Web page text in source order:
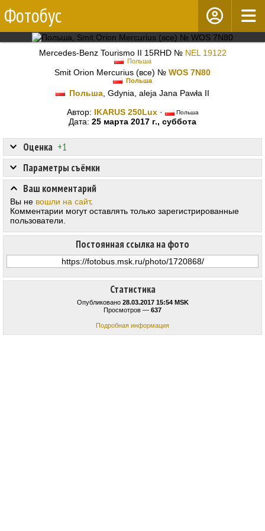
Фотобус
Mercedes-Benz Tourismo II 15RHD № NEL 19122
Польша
Smit Orion Mercurius (все) № WOS 7N80
Польша
Польша , Gdynia, aleja Jana Pawła II
Автор: IKARUS 250Lux· Польша
Дата: 25 марта 2017 г., суббота
Статистика
Опубликовано 28.03.2017 15:54 MSK
Просмотров — 637
Подробная информация
Оценка +1
Постоянная ссылка на фото
Параметры съёмки
Ваш комментарий
Вы не вошли на сайт.
Комментарии могут оставлять только зарегистрированные
пользователи.